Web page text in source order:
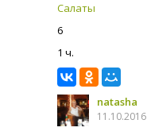
Салаты
6
1 ч.
natasha
11.10.2016